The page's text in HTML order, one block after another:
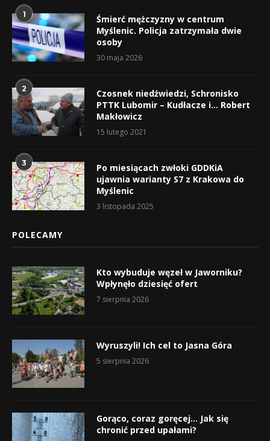
1
Śmierć mężczyzny w centrum
Myślenic. Policja zatrzymała dwie
osoby
30 maja 2026
2
Czosnek niedźwiedzi, Schronisko
PTTK Lubomir – Kudłacze i… Robert
Makłowicz
15 lutego 2021
3
Po miesiącach zwłoki GDDKiA
ujawnia warianty S7 z Krakowa do
Myślenic
3 listopada 2025
POLECAMY
Kto wybuduje węzeł w Jaworniku?
Wpłynęło dziesięć ofert
7 sierpnia 2026
Wyruszyli! Ich cel to Jasna Góra
5 sierpnia 2026
Gorąco, coraz goręcej… Jak się
chronić przed upałami?